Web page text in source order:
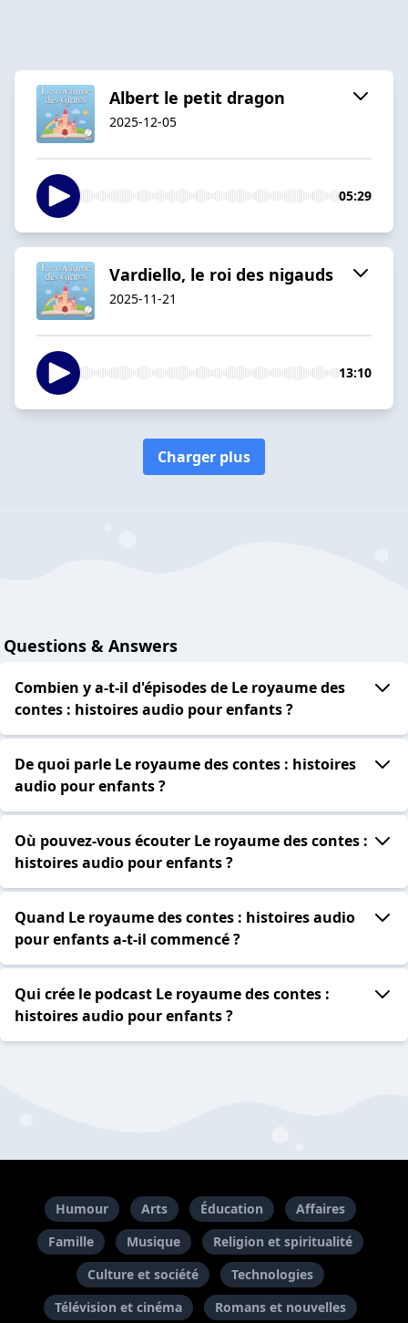
Albert le petit dragon
2025-12-05
05:29
Vardiello, le roi des nigauds
2025-11-21
13:10
Charger plus
Questions & Answers
Combien y a-t-il d'épisodes de Le royaume des
contes : histoires audio pour enfants ?
De quoi parle Le royaume des contes : histoires
audio pour enfants ?
Où pouvez-vous écouter Le royaume des contes :
histoires audio pour enfants ?
Quand Le royaume des contes : histoires audio
pour enfants a-t-il commencé ?
Qui crée le podcast Le royaume des contes :
histoires audio pour enfants ?
Humour Arts Éducation
Affaires
Famille
Musique
Religion et spiritualité
Culture et société
Technologies
Télévision et cinéma
Romans et nouvelles